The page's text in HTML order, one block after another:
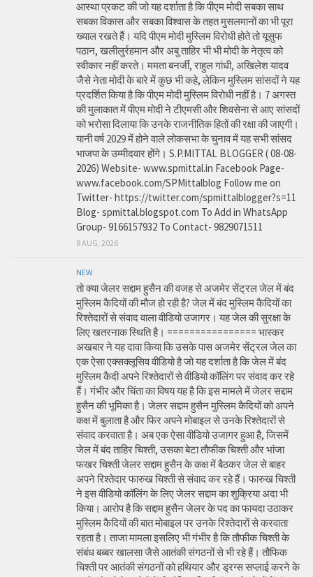
आस्था प्रकट की जो यह दर्शाता है कि पीएम मोदी सबका साथ
सबका विकास और सबका विश्वास के तहत मुसलमानों का भी पूरा
ख्याल रखते हैं। यदि पीएम मोदी मुस्लिम विरोधी होते तो यूसुफ
पठान, खलीलुर्रहमान और अबु ताहिर भी भी मोदी के नेतृत्व को
स्वीकार नहीं करते। ममता बनर्जी, राहुल गांधी, अखिलेश यादव
जैसे नेता मोदी के बारे में कुछ भी कहे, लेकिन मुस्लिम सांसदों ने यह
प्रदर्शित किया है कि पीएम मोदी मुस्लिम विरोधी नहीं है। 7 अगस्त
की मुलाकात में पीएम मोदी ने टीएमसी और शिवसेना से आए सांसदों
को भरोसा दिलाया कि उनके राजनीतिक हितों की रक्षा की जाएगी।
यानी वर्ष 2029 में होने वाले लोकसभा के चुनाव में यह सभी सांसद
भाजपा के उम्मीदवार होंगे। S.P.MITTAL BLOGGER ( 08-08-
2026) Website- www.spmittal.in Facebook Page-
www.facebook.com/SPMittalblog Follow me on
Twitter- https://twitter.com/spmittalblogger?s=11
Blog- spmittal.blogspot.com To Add in WhatsApp
Group- 9166157932 To Contact- 9829071511
8 AUG, 2026
NEW
तो क्या जेलर सद्दाम हुसैन की वजह से अजमेर सेंट्रल जेल में बंद
मुस्लिम कैदियों की मौज हो रही है? जेल में बंद मुस्लिम कैदियों का
रिश्तेदारों से संवाद वाला वीडियो उजागर। यह जेल की सुरक्षा के
लिए खतरनाक स्थिति है। ================ भास्कर
अखबार ने यह दावा किया कि उसके पास अजमेर सेंट्रल जेल का
एक ऐसा एक्सक्लूसिव वीडियो है जो यह दर्शाता है कि जेल में बंद
मुस्लिम कैदी अपने रिश्तेदारों से वीडियो कॉलिंग पर संवाद कर रहे
हैं। गंभीर और चिंता का विषय यह है कि इस मामले में जेलर सद्दाम
हुसैन की भूमिका है। जेलर सद्दाम हुसैन मुस्लिम कैदियों को अपने
कक्ष में बुलाता है और फिर अपने मोबाइल से उनके रिश्तेदारों से
संवाद करवाता है। अब एक ऐसा वीडियो उजागर हुआ है, जिसमें
जेल में बंद ताहिर चिश्ती, उसका बेटा तौफीक चिश्ती और भांजा
फखर चिश्ती जेलर सद्दाम हुसैन के कक्ष में बैठकर जेल से बाहर
अपने रिश्तेदार फारुख चिश्ती से संवाद कर रहे हैं। फारुख चिश्ती
ने इस वीडियो कॉलिंग के लिए जेलर सद्दाम का शुक्रिया अदा भी
किया। आरोप है कि सद्दाम हुसैन जेलर के पद का फायदा उठाकर
मुस्लिम कैदियों की बात मोबाइल पर उनके रिश्तेदारों से करवाता
रहता है। ताजा मामला इसलिए भी गंभीर है कि तौफीक चिश्ती के
संबंध बब्बर खालसा जैसे आतंकी संगठनों से भी रहे हैं। तौफिक
चिश्ती पर आतंकी संगठनों को हथियार और ड्रग्स सप्लाई करने के